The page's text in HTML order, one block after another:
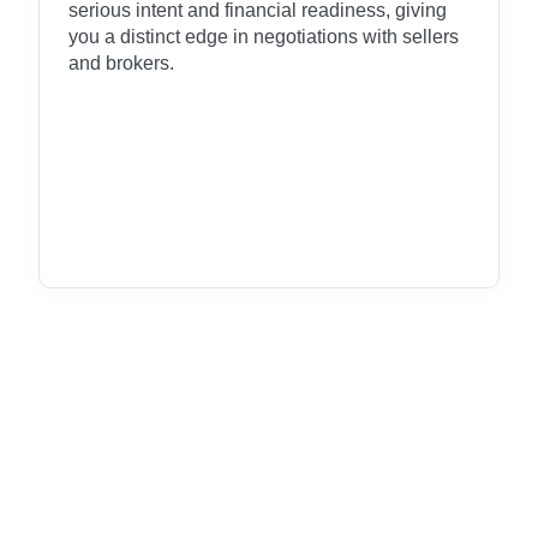
serious intent and financial readiness, giving
you a distinct edge in negotiations with sellers
and brokers.